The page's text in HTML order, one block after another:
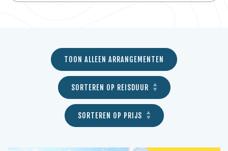
TOON ALLEEN ARRANGEMENTEN
SORTEREN OP REISDUUR
SORTEREN OP PRIJS